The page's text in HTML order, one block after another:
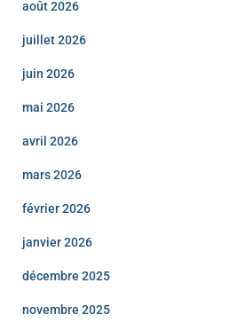
août 2026
juillet 2026
juin 2026
mai 2026
avril 2026
mars 2026
février 2026
janvier 2026
décembre 2025
novembre 2025